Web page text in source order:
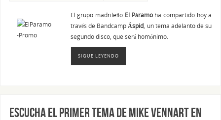
El grupo madrileño El Páramoha compartido hoy a
través de BandcampÁspid, un tema adelanto de su
segundo disco, que será homónimo.
SIGUE LEYENDO
Escucha el primer tema de Mike Vennart en